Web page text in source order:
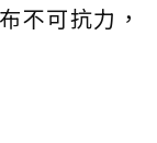
不可抗力，